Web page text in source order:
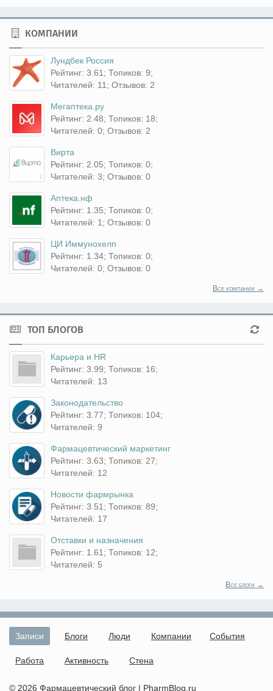
КОМПАНИИ
Лундбек Россия
Рейтинг: 3.61; Топиков: 9;
Читателей: 11; Отзывов: 2
Мегаптека.ру
Рейтинг: 2.48; Топиков: 18;
Читателей: 0; Отзывов: 2
Вирта
Рейтинг: 2.05; Топиков: 0;
Читателей: 3; Отзывов: 0
Аптека.нф
Рейтинг: 1.35; Топиков: 0;
Читателей: 1; Отзывов: 0
ЦИ Иммунохелп
Рейтинг: 1.34; Топиков: 0;
Читателей: 0; Отзывов: 0
Все компании →
ТОП БЛОГОВ
Карьера и HR
Рейтинг: 3.99; Топиков: 16;
Читателей: 13
Законодательство
Рейтинг: 3.77; Топиков: 104;
Читателей: 9
Фармацевтический маркетинг
Рейтинг: 3.63; Топиков: 27;
Читателей: 12
Новости фармрынка
Рейтинг: 3.51; Топиков: 89;
Читателей: 17
Отставки и назначения
Рейтинг: 1.61; Топиков: 12;
Читателей: 5
Все блоги →
Записи Блоги Люди Компании События
Работа Активность Стена
© 2026 Фармацевтический блог | PharmBlog.ru